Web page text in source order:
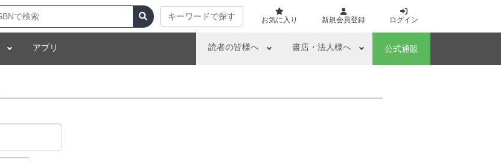
キーワードで探す お気に入り 新規会員登録 ログイン
アプリ 読者の皆様へ 書店・法人様へ 公式通販